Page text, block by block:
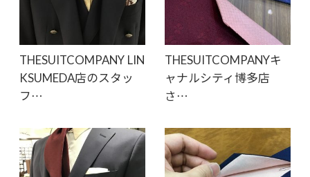
THESUITCOMPANY LIN
KSUMEDA店のスタッ
フ…
THESUITCOMPANYキ
ャナルシティ博多店
さ…